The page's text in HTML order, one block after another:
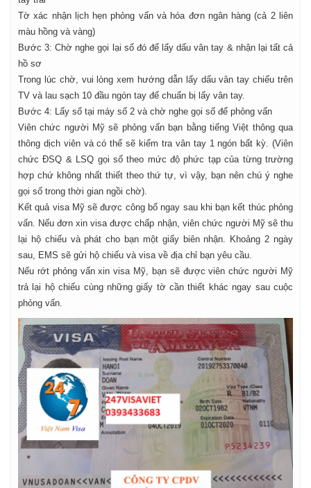
Tờ xác nhận lịch hẹn phỏng vấn và hóa đơn ngân hàng (cả 2 liên
màu hồng và vàng)
Bước 3: Chờ nghe gọi lại số đó để lấy dấu vân tay & nhận lại tất cả
hồ sơ
Trong lúc chờ, vui lòng xem hướng dẫn lấy dấu vân tay chiếu trên
TV và lau sạch 10 đầu ngón tay để chuẩn bị lấy vân tay.
Bước 4: Lấy số tại máy số 2 và chờ nghe gọi số để phỏng vấn
Viên chức người Mỹ sẽ phỏng vấn bạn bằng tiếng Việt thông qua
thông dịch viên và có thể sẽ kiểm tra vân tay 1 ngón bất kỳ. (Viên
chức ĐSQ & LSQ gọi số theo mức độ phức tạp của từng trường
hợp chứ không nhất thiết theo thứ tự, vì vậy, bạn nên chú ý nghe
gọi số trong thời gian ngồi chờ).
Kết quả visa Mỹ sẽ được công bố ngay sau khi bạn kết thúc phỏng
vấn. Nếu đơn xin visa được chấp nhận, viên chức người Mỹ sẽ thu
lại hộ chiếu và phát cho bạn một giấy biên nhận. Khoảng 2 ngày
sau, EMS sẽ gửi hộ chiếu và visa về địa chỉ bạn yêu cầu.
Nếu rớt phỏng vấn xin visa Mỹ, bạn sẽ được viên chức người Mỹ
trả lại hộ chiếu cùng những giấy tờ cần thiết khác ngay sau cuộc
phỏng vấn.